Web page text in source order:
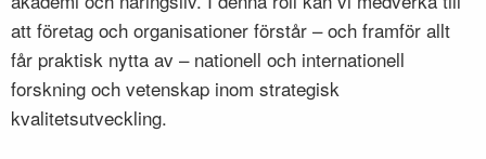
att företag och organisationer förstår – och framför allt
får praktisk nytta av – nationell och internationell
forskning och vetenskap inom strategisk
kvalitetsutveckling.